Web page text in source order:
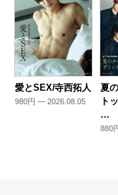
愛とSEX/寺西拓人
980円 — 2026.08.05
夏
ト
…
880